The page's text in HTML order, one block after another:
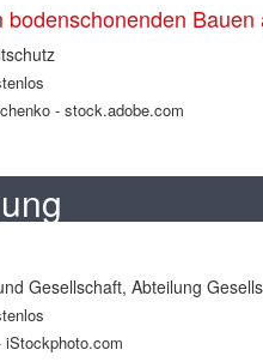
bodenschonenden
- stock.adobe.com
Gesellschaft, Abteilung